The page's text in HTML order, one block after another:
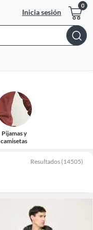
Inicia sesión
Pijamas y
camisetas
Resultados (14505)